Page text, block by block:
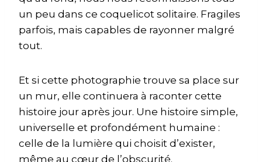
un peu dans ce coquelicot solitaire. Fragiles
parfois, mais capables de rayonner malgré
tout.
Et si cette photographie trouve sa place sur
un mur, elle continuera à raconter cette
histoire jour après jour. Une histoire simple,
universelle et profondément humaine :
celle de la lumière qui choisit d’exister,
même au cœur de l’obscurité.